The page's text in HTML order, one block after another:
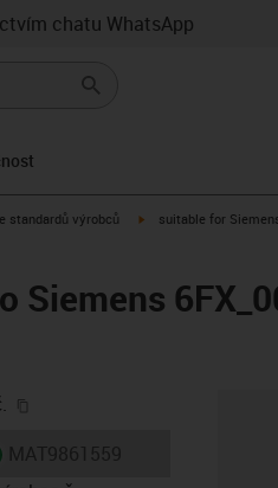
chatu WhatsApp
standardů výrobců igus-icon-arrow-right
suitable for
igus-icon-lieferzeit